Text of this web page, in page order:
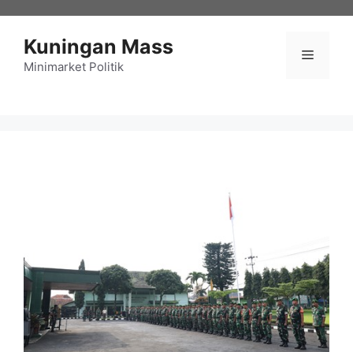
Kuningan Mass
Minimarket Politik
Menu